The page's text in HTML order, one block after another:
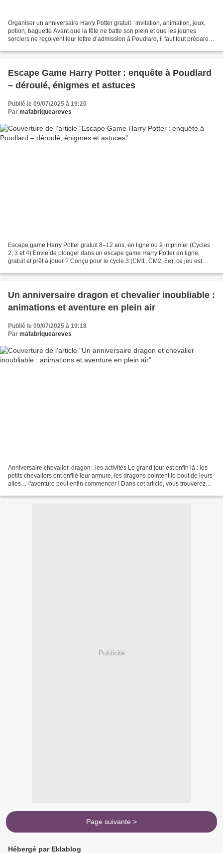
Organiser un anniversaire Harry Potter gratuit : invitation, animation, jeux,
potion, baguette Avant que la fête ne batte son plein et que les jeunes
sorciers ne reçoivent leur lettre d’admission à Poudlard, il faut tout préparer
Escape Game Harry Potter : enquête à Poudlard
– déroulé, énigmes et astuces
Publié le 09/07/2025 à 19:20
Par mafabriqueareves
Escape game Harry Potter gratuit 8–12 ans, en ligne ou à imprimer (Cycles
2, 3 et 4) Envie de plonger dans un escape game Harry Potter en ligne,
gratuit et prêt à jouer ? Conçu pour le cycle 3 (CM1, CM2, 6e), ce jeu est
Un anniversaire dragon et chevalier inoubliable :
animations et aventure en plein air
Publié le 09/07/2025 à 19:18
Par mafabriqueareves
Anniversaire chevalier, dragon : les activités Le grand jour est enfin là : les
petits chevaliers ont enfilé leur armure, les dragons pointent le bout de leurs
ailes… l'aventure peut enfin commencer ! Dans cet article, vous trouverez
Publicité
Page suivante >
Hébergé par Eklablog